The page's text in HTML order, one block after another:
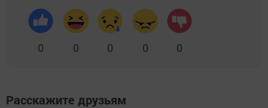
0 0 0 0 0
Расскажите друзьям